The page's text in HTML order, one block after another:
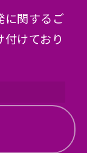
に関するご
けており